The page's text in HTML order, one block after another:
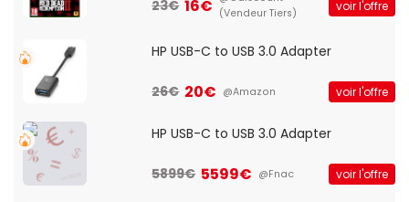
23€ 16€ (Vendeur Tiers)
voir l'offre
HP USB-C to USB 3.0 Adapter
26€ 20€ @Amazon voir l'offre
HP USB-C to USB 3.0 Adapter
5899€ 5599€ @Fnac voir l'offre